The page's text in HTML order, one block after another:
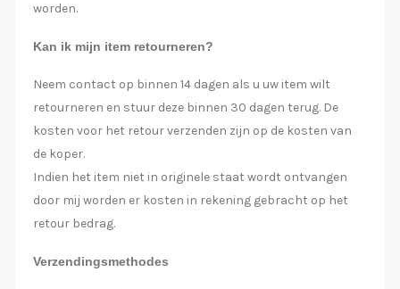
worden.
Kan ik mijn item retourneren?
Neem contact op binnen 14 dagen als u uw item wilt
retourneren en stuur deze binnen 30 dagen terug. De
kosten voor het retour verzenden zijn op de kosten van
de koper.
Indien het item niet in originele staat wordt ontvangen
door mij worden er kosten in rekening gebracht op het
retour bedrag.
Verzendingsmethodes